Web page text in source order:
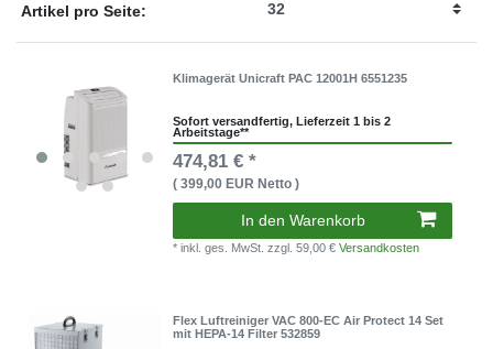
Artikel pro Seite:
Klimagerät Unicraft PAC 12001H 6551235
Sofort versandfertig, Lieferzeit 1 bis 2
Arbeitstage**
474,81 € *
( 399,00 EUR Netto )
In den Warenkorb
* inkl. ges. MwSt.zzgl. 59,00 €Versandkosten
Flex Luftreiniger VAC 800-EC Air Protect 14 Set
mit HEPA-14 Filter 532859